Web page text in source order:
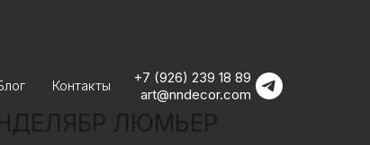
Контакты
+7 (926) 239 18 89
art@nndecor.com